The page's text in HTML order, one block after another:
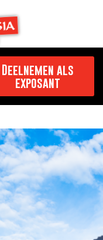
Deelnemen als
exposant